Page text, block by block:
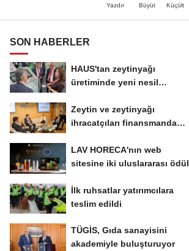
Yazdır Büyüt Küçült
SON HABERLER
HAUS'tan zeytinyağı
üretiminde yeni nesil
Zeytin ve zeytinyağı
ihracatçıları finansmanda
LAV HORECA'nın web
sitesine iki uluslararası ödül
İlk ruhsatlar yatırımcılara
teslim edildi
TÜGİS, Gıda sanayisini
akademiyle buluşturuyor